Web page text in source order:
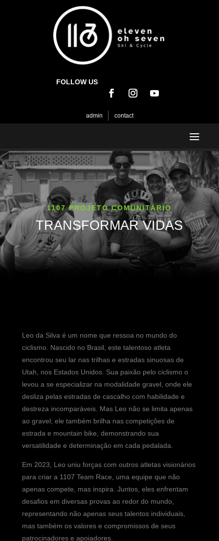
FOLLOW US
admin contact
1107 PROJETO COMUNITÁRIO
TRANSFORMAR VIDAS
Leo da Silva é um nome que ressoa no mundo do
ciclismo. Nascido no Brasil, este talentoso atleta
encontrou seu lar nas trilhas e estradas sinuosas de
Utah, nos Estados Unidos. Sua paixão pelo ciclismo o
levou a se especializar na modalidade gravel, onde ele
desliza pelas estradas de cascalho com habilidade e
destreza incomparáveis. Mas Leo não se limita apenas
ao gravel; ele também brilha nas competições de
estrada e mountain bike, demonstrando sua
versatilidade e determinação em cada pedalada.
Em 2023, Leo uniu forças com outros atletas visionários
para criar a 1107 Team Race, uma equipe que não
apenas compete, mas inspira. Juntos, eles enfrentam
desafios em diversas provas ao redor do mundo,
representando não apenas seus talentos individuais,
mas também os valores e compromissos de seus
patrocinadores e apoiadores.